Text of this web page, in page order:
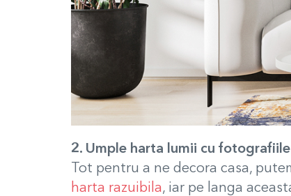
2. Umple harta lumii cu
Tot pentru a ne decora casa,
harta razuibila, iar pe langa